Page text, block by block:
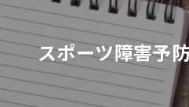
スポーツ障害予防